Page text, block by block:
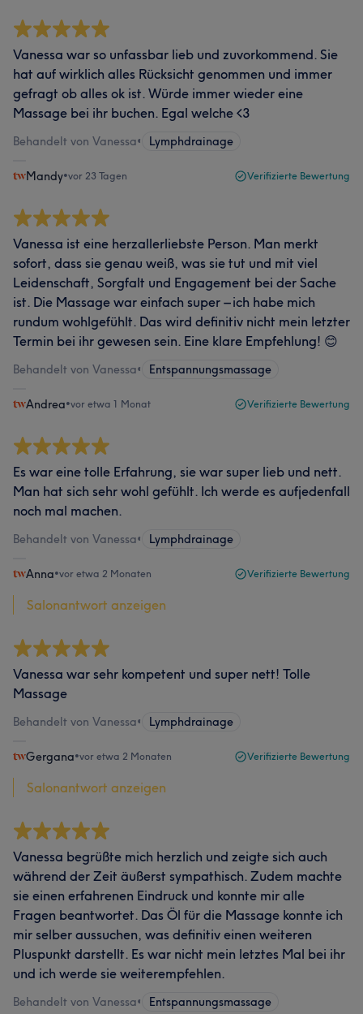
Vanessa war so unfassbar lieb und zuvorkommend. Sie
hat auf wirklich alles Rücksicht genommen und immer
gefragt ob alles ok ist. Würde immer wieder eine
Massage bei ihr buchen. Egal welche <3
Behandelt von Vanessa• Lymphdrainage
Mandy•vor 23 Tagen Verifizierte Bewertung
Vanessa ist eine herzallerliebste Person. Man merkt
sofort, dass sie genau weiß, was sie tut und mit viel
Leidenschaft, Sorgfalt und Engagement bei der Sache
ist. Die Massage war einfach super – ich habe mich
rundum wohlgefühlt. Das wird definitiv nicht mein letzter
Termin bei ihr gewesen sein. Eine klare Empfehlung! 😊
Behandelt von Vanessa• Entspannungsmassage
Andrea•vor etwa 1 Monat Verifizierte Bewertung
Es war eine tolle Erfahrung, sie war super lieb und nett.
Man hat sich sehr wohl gefühlt. Ich werde es aufjedenfall
noch mal machen.
Behandelt von Vanessa• Lymphdrainage
Anna•vor etwa 2 Monaten Verifizierte Bewertung
Salonantwort anzeigen
Vanessa war sehr kompetent und super nett! Tolle
Massage
Behandelt von Vanessa• Lymphdrainage
Gergana•vor etwa 2 Monaten Verifizierte Bewertung
Salonantwort anzeigen
Vanessa begrüßte mich herzlich und zeigte sich auch
während der Zeit äußerst sympathisch. Zudem machte
sie einen erfahrenen Eindruck und konnte mir alle
Fragen beantwortet. Das Öl für die Massage konnte ich
mir selber aussuchen, was definitiv einen weiteren
Pluspunkt darstellt. Es war nicht mein letztes Mal bei ihr
und ich werde sie weiterempfehlen.
Behandelt von Vanessa• Entspannungsmassage